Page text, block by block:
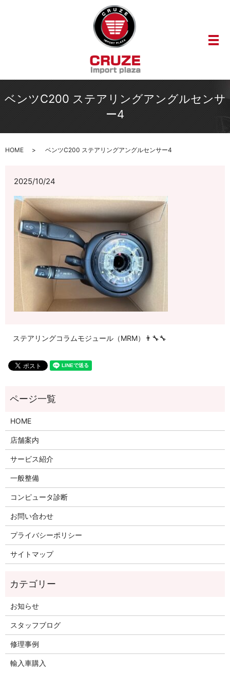
メ
ベンツC200 ステアリングアングルセンサ
ー4
HOME ベンツC200 ステアリングアングルセンサー4
2025/10/24
ステアリングコラムモジュール（MRM）👨‍🔧🔧
HOME
店舗案内
サービス紹介
一般整備
コンピュータ診断
お問い合わせ
プライバシーポリシー
サイトマップ
お知らせ
スタッフブログ
修理事例
輸入車購入